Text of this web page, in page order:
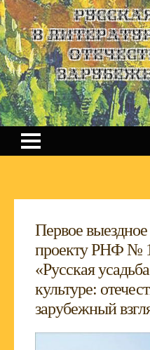
в
Первое
проекту РНФ №
«Русская
культуре:
зарубежный